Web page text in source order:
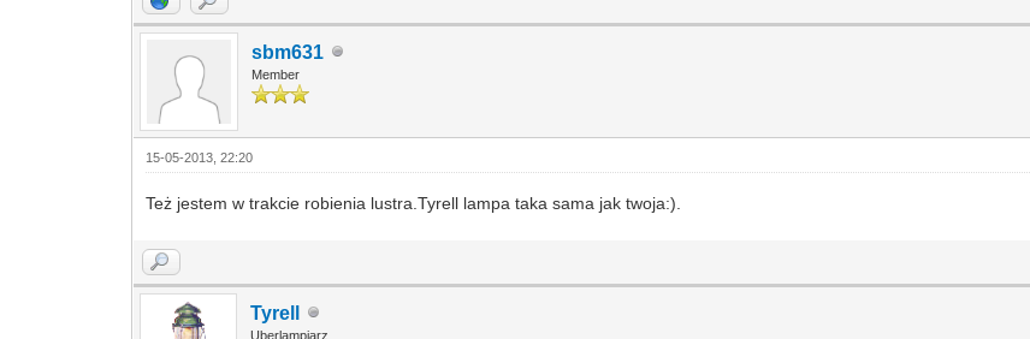
sbm631
Member
15-05-2013, 22:20
Też jestem w trakcie robienia lustra.Tyrell lampa taka sama jak twoja:).
Tyrell
Uberlampiarz